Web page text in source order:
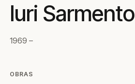
Iuri Sarmento
1969 –
OBRAS